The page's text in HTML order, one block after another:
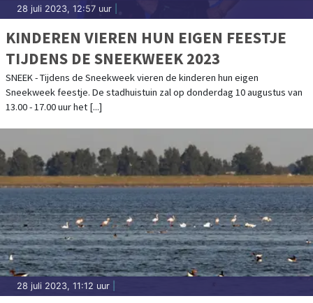
28 juli 2023, 12:57 uur
KINDEREN VIEREN HUN EIGEN FEESTJE
TIJDENS DE SNEEKWEEK 2023
SNEEK - Tijdens de Sneekweek vieren de kinderen hun eigen
Sneekweek feestje. De stadhuistuin zal op donderdag 10 augustus van
13.00 - 17.00 uur het [...]
28 juli 2023, 11:12 uur